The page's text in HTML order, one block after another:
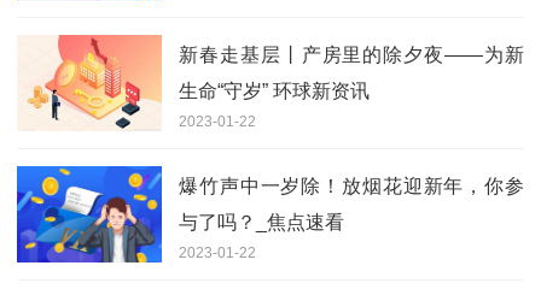
新春走基层丨产房里的除夕夜——为新
生命“守岁” 环球新资讯
2023-01-22
爆竹声中一岁除！放烟花迎新年，你参
与了吗？_焦点速看
2023-01-22